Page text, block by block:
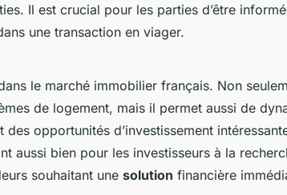
Il est crucial pour les parties d’être
une transaction en viager.
le marché immobilier français. Non
de logement, mais il permet aussi de
opportunités d’investissement
aussi bien pour les investisseurs à la
souhaitant une solution financière